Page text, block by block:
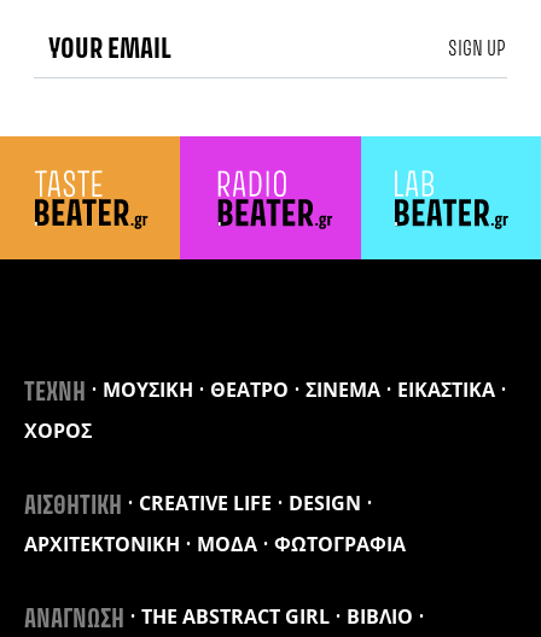
ΤΕΧΝΗ ΜΟΥΣΙΚΗ ΘΕΑΤΡΟ ΣΙΝΕΜΑ
ΕΙΚΑΣΤΙΚΑ
ΧΟΡΟΣ
ΑΙΣΘΗΤΙΚΗ CREATIVE LIFE
DESIGN
ΑΡΧΙΤΕΚΤΟΝΙΚΗ
ΜΟΔΑ ΦΩΤΟΓΡΑΦΙΑ
ΑΝΑΓΝΩΣΗ THE ABSTRACT GIRL
ΒΙΒΛΙΟ
SIGN UP